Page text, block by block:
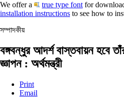
We offer a
true type font for
installation instructions to see how to
সম্পাদকীয়
বঙ্গবন্ধুর আদর্শ বাস্তবায়ন হবে
জ্ঞাপন : অর্থমন্ত্রী
Print
Email